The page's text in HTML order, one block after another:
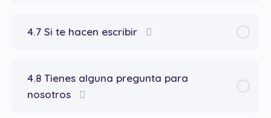
4.7 Si te hacen escribir
4.8 Tienes alguna pregunta para
nosotros